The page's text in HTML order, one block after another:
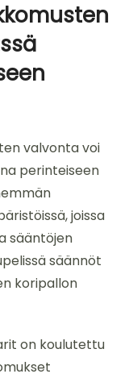
valvonta voi
perinteiseen
joissa
sääntöjen
säännöt
koripallon
on koulutettu